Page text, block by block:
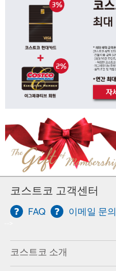
코스트코 고객센터
FAQ 이메일 문의
코스트코 소개